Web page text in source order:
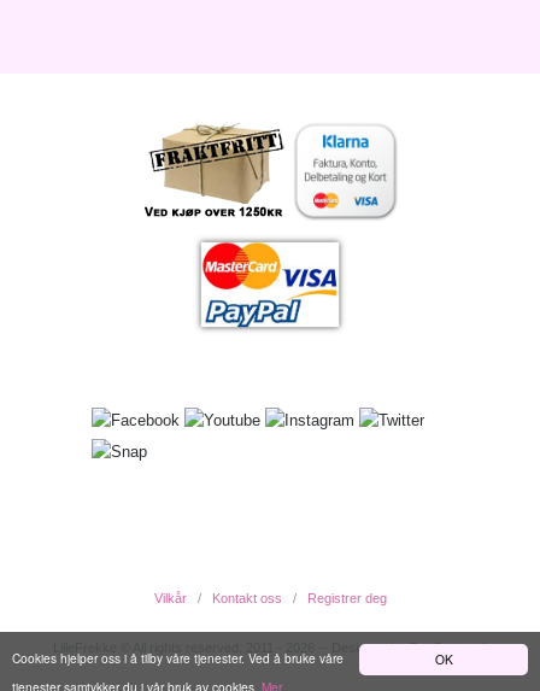
OK
Cookies hjelper oss i å tilby våre tjenester. Ved å bruke våre
tjenester samtykker du i vår bruk av cookies. Mer
Vilkår Kontakt oss Registrer deg
LilleFrekke © All rights reserved. 2011 - 2026 -- Designed by EwcDesign ®